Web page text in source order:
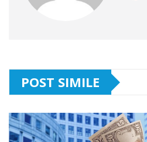
POST SIMILE